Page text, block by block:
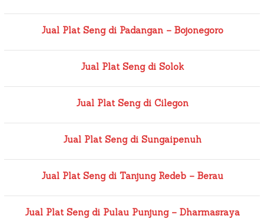
Jual Plat Seng di Padangan – Bojonegoro
Jual Plat Seng di Solok
Jual Plat Seng di Cilegon
Jual Plat Seng di Sungaipenuh
Jual Plat Seng di Tanjung Redeb – Berau
Jual Plat Seng di Pulau Punjung – Dharmasraya